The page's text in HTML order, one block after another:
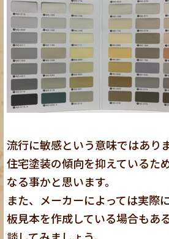
流行に敏感という意味ではあり
住宅塗装の傾向を抑えているた
なる事かと思います。
また、メーカーによっては実際
板見本を作成している場合もあ